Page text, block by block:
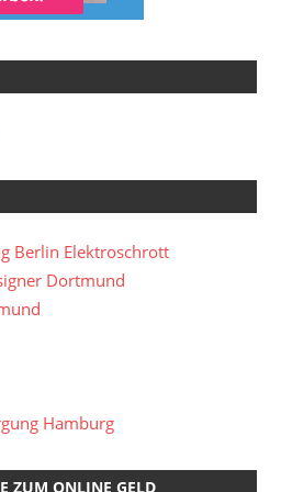
Berlin Elektroschrott
Dortmund
Hamburg
ZUM ONLINE GELD